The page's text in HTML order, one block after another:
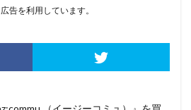
告を利用しています。